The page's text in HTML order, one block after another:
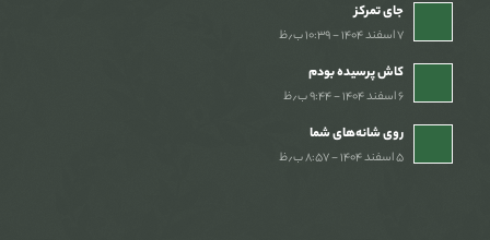
جای تمرکز
۷ اسفند ۱۴۰۴ - ۱۰:۳۹ ب٫ظ
کاش پرسیده بودم
۶ اسفند ۱۴۰۴ - ۹:۴۴ ب٫ظ
روی شانه‌های شما
۵ اسفند ۱۴۰۴ - ۸:۵۷ ب٫ظ